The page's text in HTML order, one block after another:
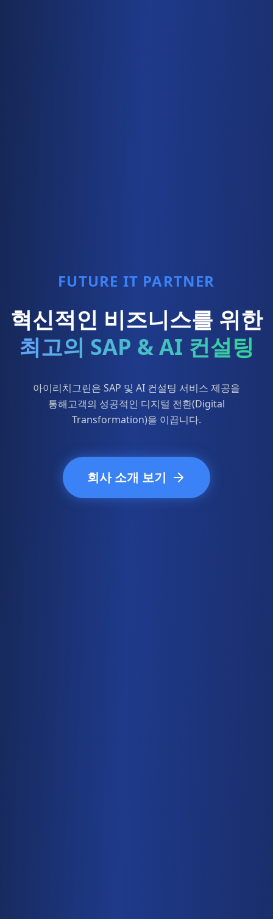
FUTURE IT PARTNER
혁신적인 비즈니스를 위한
최고의 SAP & AI 컨설팅
아이리치그린은 SAP 및 AI 컨설팅 서비스 제공을
통해고객의 성공적인 디지털 전환(Digital
Transformation)을 이끕니다.
회사 소개 보기